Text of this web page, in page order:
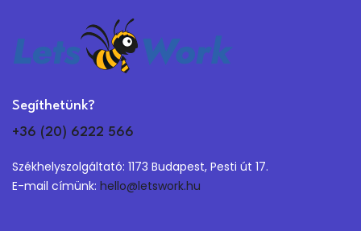
Segíthetünk?
+36 (20) 6222 566
Székhelyszolgáltató: 1173 Budapest, Pesti út 17.
E-mail címünk: hello@letswork.hu